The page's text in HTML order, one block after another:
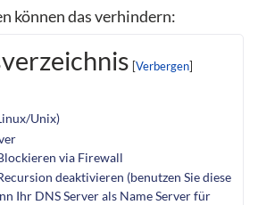
können das verhindern:
Unix)
via Firewall
deaktivieren (benutzen Sie diese
Ihr DNS Server als Name Server für